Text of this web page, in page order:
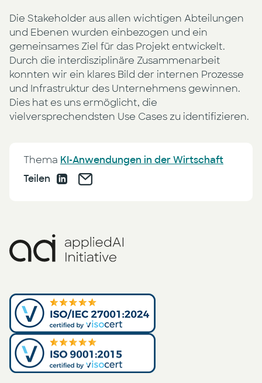
Die Stakeholder aus allen wichtigen Abteilungen
und Ebenen wurden einbezogen und ein
gemeinsames Ziel für das Projekt entwickelt.
Durch die interdisziplinäre Zusammenarbeit
konnten wir ein klares Bild der internen Prozesse
und Infrastruktur des Unternehmens gewinnen.
Dies hat es uns ermöglicht, die
vielversprechendsten Use Cases zu identifizieren.
Thema KI-Anwendungen in der Wirtschaft
Teilen